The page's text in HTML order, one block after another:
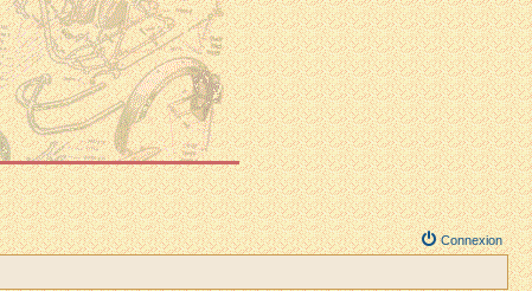
Connexion